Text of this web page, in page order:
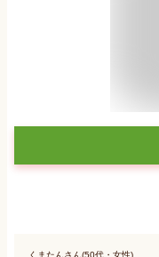
くまたんさん(50代・女性)